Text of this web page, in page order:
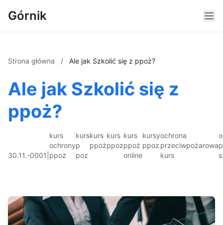
Górnik
Strona główna / Ale jak Szkolić się z ppoż?
Ale jak Szkolić się z
ppoż?
30.11.-0001
kurs
ochrony
ppoż
kurs
p
poz
kurs
ppoż
kurs
ppoz
kurs
ppoż
online
kursy
ppoz
ochrona
przeciwpożarowa
kurs